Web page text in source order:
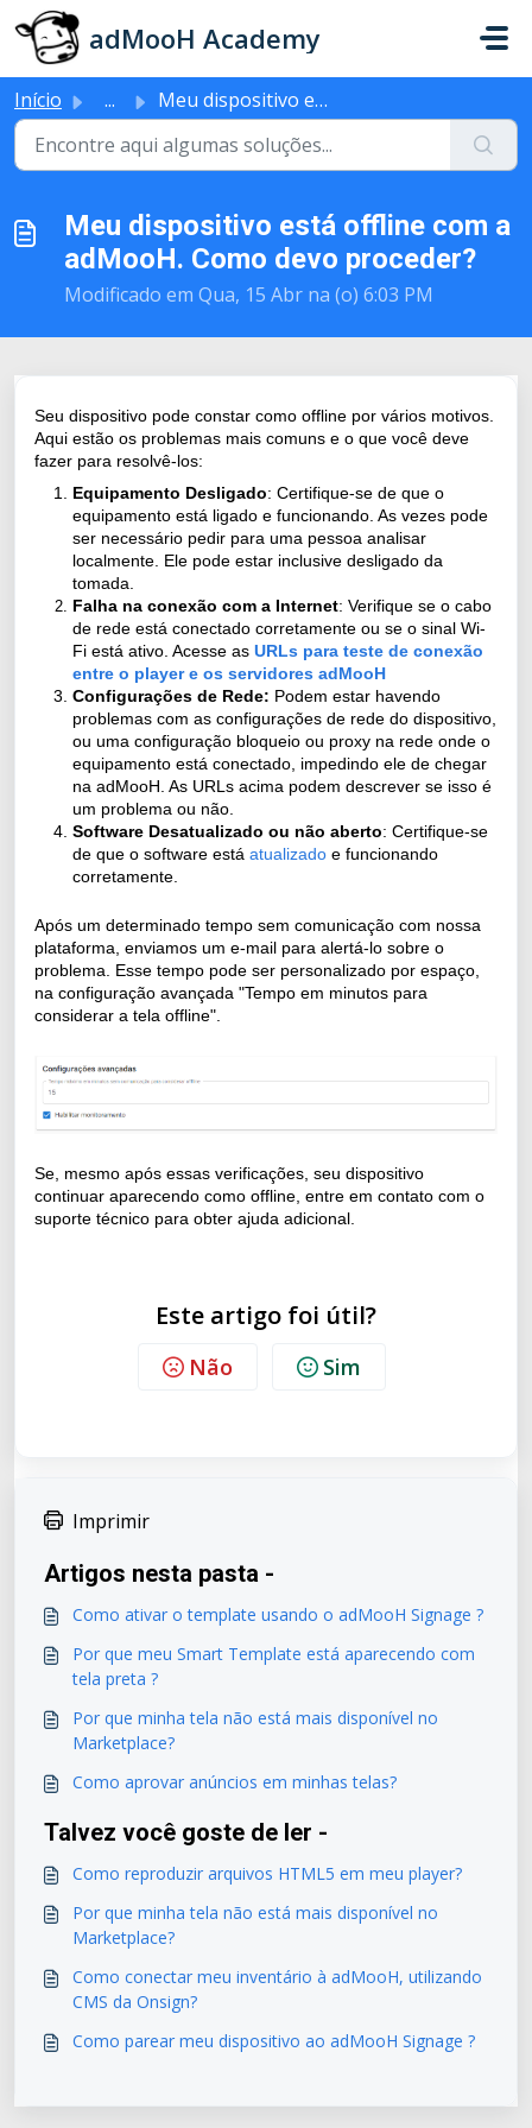
Ir para o conteúdo principal
adMooH Academy
Início ... Meu dispositivo está offline com a adMooH. Como devo proc...
Meu dispositivo está offline com a
adMooH. Como devo proceder?
Modificado em Qua, 15 Abr na (o) 6:03 PM
Seu dispositivo pode constar como offline por vários motivos.
Aqui estão os problemas mais comuns e o que você deve
fazer para resolvê-los:
Equipamento Desligado: Certifique-se de que o
equipamento está ligado e funcionando. As vezes pode
ser necessário pedir para uma pessoa analisar
localmente. Ele pode estar inclusive desligado da
tomada.
Falha na conexão com a Internet: Verifique se o cabo
de rede está conectado corretamente ou se o sinal Wi-
Fi está ativo. Acesse as URLs para teste de conexão
entre o player e os servidores adMooH
Configurações de Rede: Podem estar havendo
problemas com as configurações de rede do dispositivo,
ou uma configuração bloqueio ou proxy na rede onde o
equipamento está conectado, impedindo ele de chegar
na adMooH. As URLs acima podem descrever se isso é
um problema ou não.
Software Desatualizado ou não aberto: Certifique-se
de que o software está atualizado e funcionando
corretamente.
Após um determinado tempo sem comunicação com nossa
plataforma, enviamos um e-mail para alertá-lo sobre o
problema. Esse tempo pode ser personalizado por espaço,
na configuração avançada "Tempo em minutos para
considerar a tela offline".
Se, mesmo após essas verificações, seu dispositivo
continuar aparecendo como offline, entre em contato com o
suporte técnico para obter ajuda adicional.
Este artigo foi útil?
Não Sim
Imprimir
Artigos nesta pasta -
Como ativar o template usando o adMooH Signage ?
Por que meu Smart Template está aparecendo com
tela preta ?
Por que minha tela não está mais disponível no
Marketplace?
Como aprovar anúncios em minhas telas?
Talvez você goste de ler -
Como reproduzir arquivos HTML5 em meu player?
Por que minha tela não está mais disponível no
Marketplace?
Como conectar meu inventário à adMooH, utilizando
CMS da Onsign?
Como parear meu dispositivo ao adMooH Signage ?